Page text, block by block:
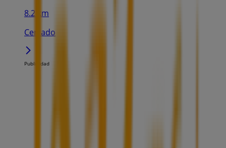
8.2 km
Cerrado
Publicidad